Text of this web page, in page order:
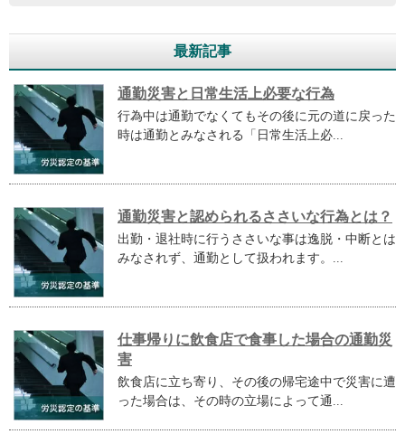
最新記事
通勤災害と日常生活上必要な行為
行為中は通勤でなくてもその後に元の道に戻った
時は通勤とみなされる「日常生活上必...
通勤災害と認められるささいな行為とは？
出勤・退社時に行うささいな事は逸脱・中断とは
みなされず、通勤として扱われます。...
仕事帰りに飲食店で食事した場合の通勤災
害
飲食店に立ち寄り、その後の帰宅途中で災害に遭
った場合は、その時の立場によって通...